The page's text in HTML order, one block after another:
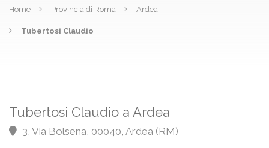
Home Provincia di Roma Ardea
Tubertosi Claudio
Tubertosi Claudio a Ardea
3, Via Bolsena, 00040, Ardea (RM)